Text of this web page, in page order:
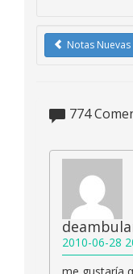
Notas Nuevas
774
2010-06-28
me gustaría